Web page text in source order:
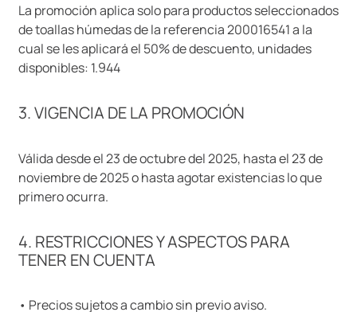
La promoción aplica solo para productos seleccionados
de toallas húmedas de la referencia 200016541 a la
cual se les aplicará el 50% de descuento, unidades
disponibles: 1.944
3. VIGENCIA DE LA PROMOCIÓN
Válida desde el 23 de octubre del 2025, hasta el 23 de
noviembre de 2025 o hasta agotar existencias lo que
primero ocurra.
4. RESTRICCIONES Y ASPECTOS PARA
TENER EN CUENTA
• Precios sujetos a cambio sin previo aviso.